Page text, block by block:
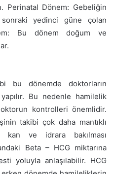
Perinatal Dönem: Gebeliğin
sonraki yedinci güne çolan
Bu dönem doğum ve
bu dönemde doktorların
Bu nedenle hamilelik
kontrolleri önemlidir.
takibi çok daha mantıklı
kan ve idrara bakılması
Beta – HCG miktarına
yoluyla anlaşılabilir. HCG